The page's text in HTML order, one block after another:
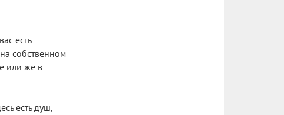
есть
собственном
или же в
есть душ,